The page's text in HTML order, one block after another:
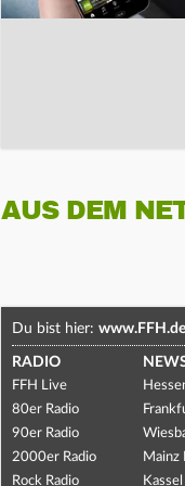
AUS DEM
Du bist hier: www.FFH.de
RADIO
FFH Live
80er Radio
90er Radio
2000er Radio
Rock Radio
Mainz